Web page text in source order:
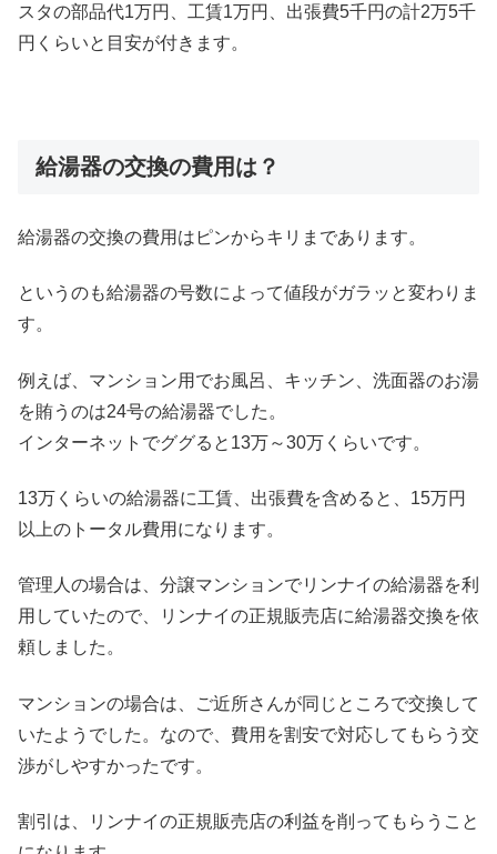
スタの部品代1万円、工賃1万円、出張費5千円の計2万5千
円くらいと目安が付きます。
給湯器の交換の費用は？
給湯器の交換の費用はピンからキリまであります。
というのも給湯器の号数によって値段がガラッと変わりま
す。
例えば、マンション用でお風呂、キッチン、洗面器のお湯
を賄うのは24号の給湯器でした。
インターネットでググると13万～30万くらいです。
13万くらいの給湯器に工賃、出張費を含めると、15万円
以上のトータル費用になります。
管理人の場合は、分譲マンションでリンナイの給湯器を利
用していたので、リンナイの正規販売店に給湯器交換を依
頼しました。
マンションの場合は、ご近所さんが同じところで交換して
いたようでした。なので、費用を割安で対応してもらう交
渉がしやすかったです。
割引は、リンナイの正規販売店の利益を削ってもらうこと